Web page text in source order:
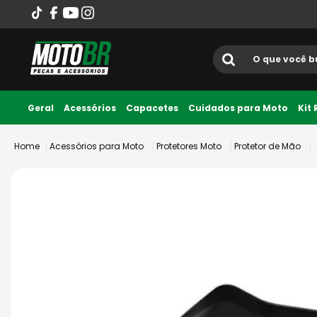
O que você busca?
Termos
1º ls2
º norisk
axxis fenix
Geral Acessórios Capacetes Cuidados para Moto Kit
Acessórios para Moto Protetores Moto Protetor de Mão